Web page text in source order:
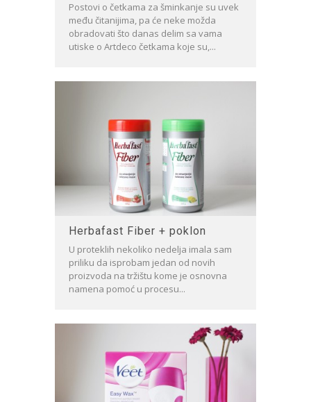
Postovi o četkama za šminkanje su uvek
među čitanijima, pa će neke možda
obradovati što danas delim sa vama
utiske o Artdeco četkama koje su,...
Herbafast Fiber + poklon
U proteklih nekoliko nedelja imala sam
priliku da isprobam jedan od novih
proizvoda na tržištu kome je osnovna
namena pomoć u procesu...